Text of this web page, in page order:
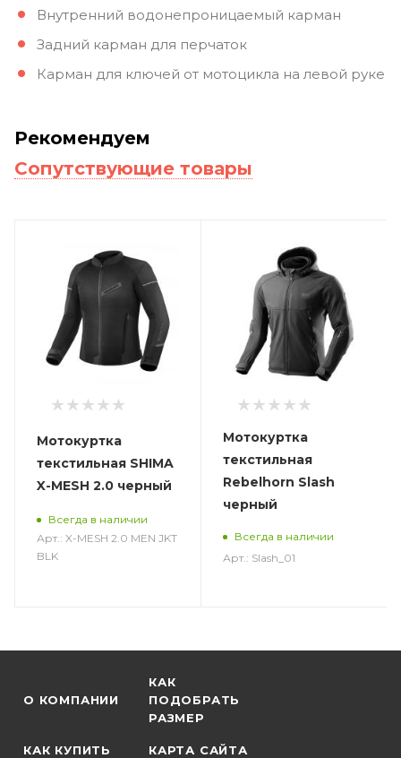
Внутренний водонепроницаемый карман
Задний карман для перчаток
Карман для ключей от мотоцикла на левой руке
Рекомендуем
Сопутствующие товары
Мотокуртка
текстильная SHIMA
X-MESH 2.0 черный
Всегда в наличии
Арт.: X-MESH 2.0 MEN JKT
BLK
Мотокуртка
текстильная
Rebelhorn Slash
черный
Всегда в наличии
Арт.: Slash_01
О КОМПАНИИ
КАК
ПОДОБРАТЬ
РАЗМЕР
КАК КУПИТЬ КАРТА САЙТА